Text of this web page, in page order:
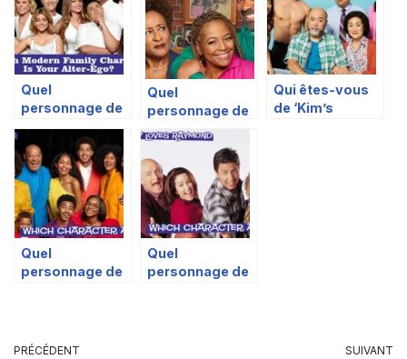
Quel
personnage de
Modern Family
est votre alter-
ego ?
Quel
personnage de
‘The Upshaws’
es-tu ?
Qui êtes-vous
de ‘Kim’s
Quel
personnage de
Quel
personnage de
PRÉCÉDENT SUIVANT